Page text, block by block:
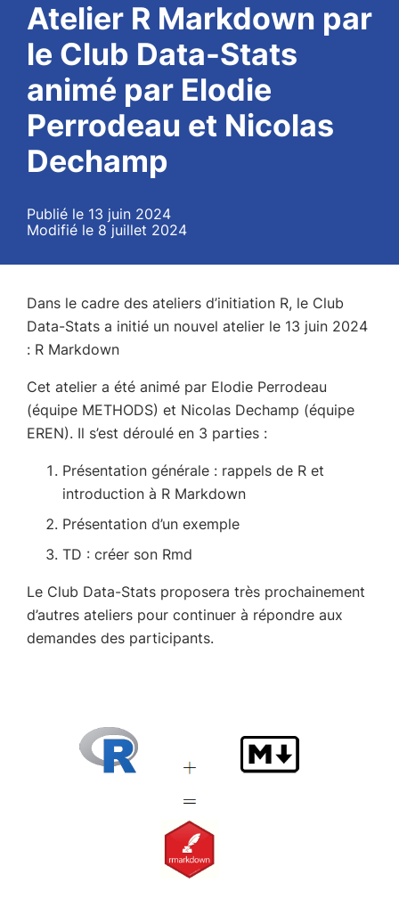
Atelier R Markdown par
le Club Data-Stats
animé par Elodie
Perrodeau et Nicolas
Dechamp
Publié le 13 juin 2024
Modifié le 8 juillet 2024
Dans le cadre des ateliers d’initiation R, le Club
Data-Stats a initié un nouvel atelier le 13 juin 2024
: R Markdown
Cet atelier a été animé par Elodie Perrodeau
(équipe METHODS) et Nicolas Dechamp (équipe
EREN). Il s’est déroulé en 3 parties :
Présentation générale : rappels de R et
introduction à R Markdown
Présentation d’un exemple
TD : créer son Rmd
Le Club Data-Stats proposera très prochainement
d’autres ateliers pour continuer à répondre aux
demandes des participants.